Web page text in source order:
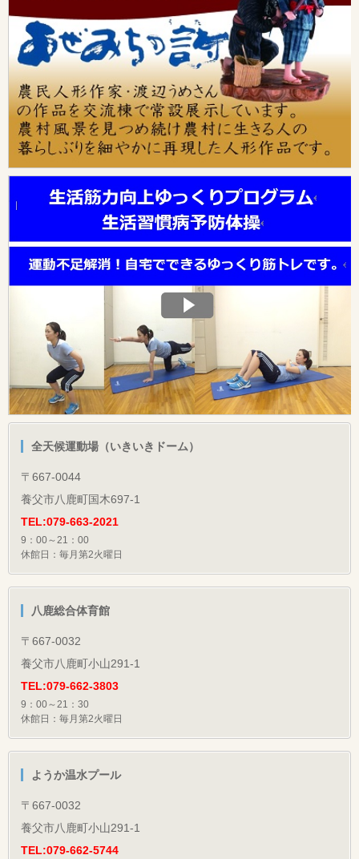
全天候運動場（いきいきドーム）
〒667-0044
養父市八鹿町国木697-1
TEL:079-663-2021
9：00～21：00
休館日：毎月第2火曜日
八鹿総合体育館
〒667-0032
養父市八鹿町小山291-1
TEL:079-662-3803
9：00～21：30
休館日：毎月第2火曜日
ようか温水プール
〒667-0032
養父市八鹿町小山291-1
TEL:079-662-5744